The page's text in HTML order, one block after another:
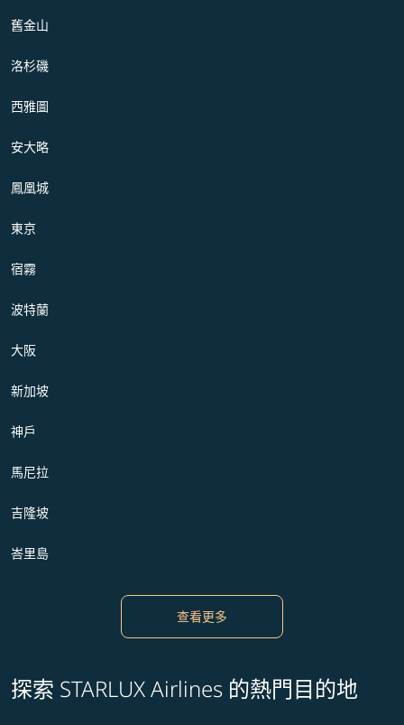
舊金山
洛杉磯
西雅圖
安大略
鳳凰城
東京
宿霧
波特蘭
大阪
新加坡
神戶
馬尼拉
吉隆坡
峇里島
查看更多
探索 STARLUX Airlines 的熱門目的地